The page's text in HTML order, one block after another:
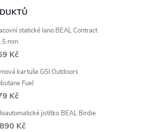
statické lano BEAL Contract
mm
Kč
kartuše GSI Outdoors
Fuel
Kč
jistítko BEAL Birdie
Kč